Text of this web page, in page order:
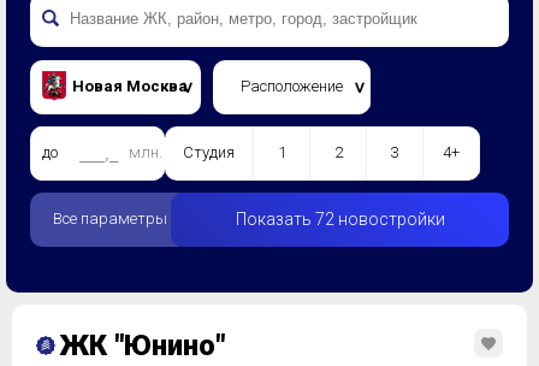
Новая Москва Расположение
до млн. Студия 1 2 3 4+
Все параметры Показать 72 новостройки
ЖК "Юнино"